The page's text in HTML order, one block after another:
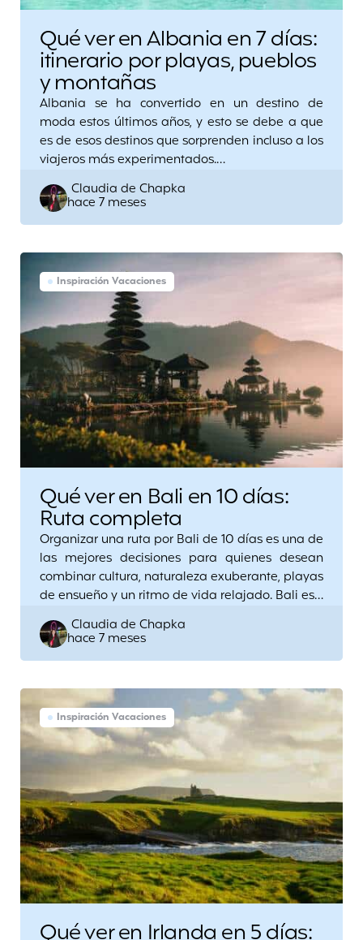
Qué ver en Albania en 7 días:
itinerario por playas, pueblos
y montañas
Albania se ha convertido en un destino de
moda estos últimos años, y esto se debe a que
es de esos destinos que sorprenden incluso a los
viajeros más experimentados.…
Posted
by
Claudia de Chapka
hace 7 meses
Inspiración Vacaciones
Qué ver en Bali en 10 días:
Ruta completa
Organizar una ruta por Bali de 10 días es una de
las mejores decisiones para quienes desean
combinar cultura, naturaleza exuberante, playas
de ensueño y un ritmo de vida relajado. Bali es…
Posted
by
Claudia de Chapka
hace 7 meses
Inspiración Vacaciones